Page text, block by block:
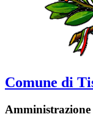
Comune di
Amministrazione